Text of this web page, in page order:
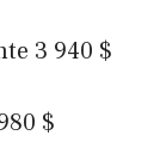
3 940 $
$